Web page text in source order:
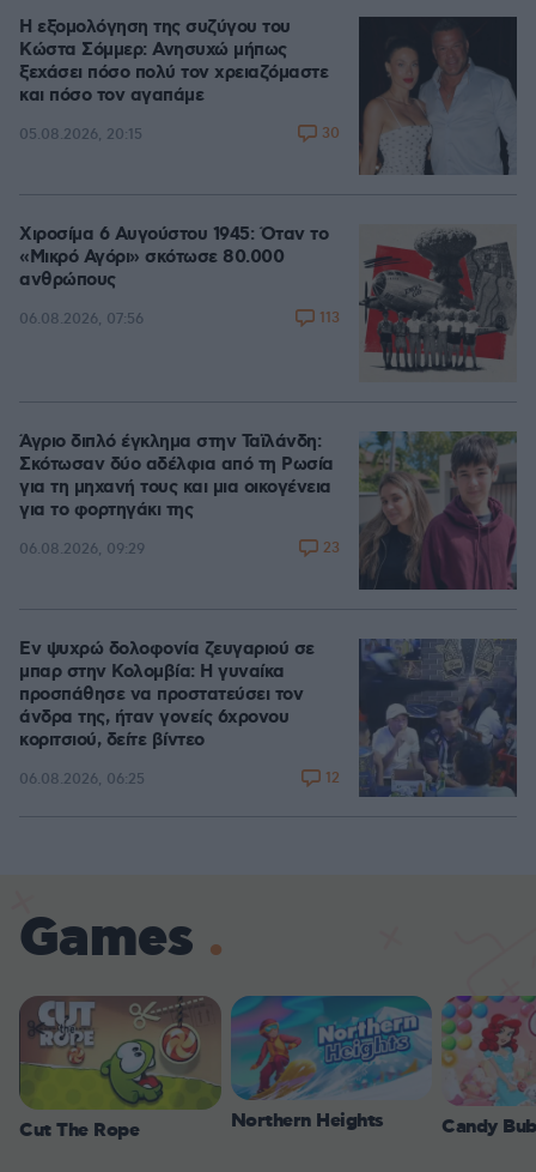
Η εξομολόγηση της συζύγου του
Κώστα Σόμμερ: Ανησυχώ μήπως
ξεχάσει πόσο πολύ τον χρειαζόμαστε
και πόσο τον αγαπάμε
05.08.2026, 20:15 30
Χιροσίμα 6 Αυγούστου 1945: Όταν το
«Μικρό Αγόρι» σκότωσε 80.000
ανθρώπους
06.08.2026, 07:56 113
Άγριο διπλό έγκλημα στην Ταϊλάνδη:
Σκότωσαν δύο αδέλφια από τη Ρωσία
για τη μηχανή τους και μια οικογένεια
για το φορτηγάκι της
06.08.2026, 09:29 23
Εν ψυχρώ δολοφονία ζευγαριού σε
μπαρ στην Κολομβία: Η γυναίκα
προσπάθησε να προστατεύσει τον
άνδρα της, ήταν γονείς 6χρονου
κοριτσιού, δείτε βίντεο
06.08.2026, 06:25 12
Games
Cut The Rope Northern Heights Candy